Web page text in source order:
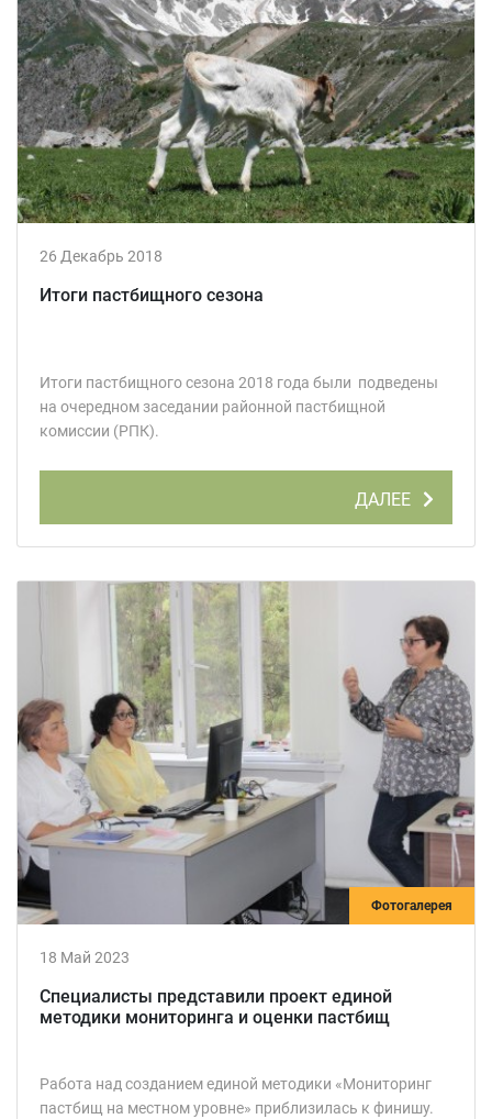
26 Декабрь 2018
Итоги пастбищного сезона
Итоги пастбищного сезона 2018 года были подведены
на очередном заседании районной пастбищной
комиссии (РПК).
ДАЛЕЕ
Фотогалерея
18 Май 2023
Специалисты представили проект единой
методики мониторинга и оценки пастбищ
Работа над созданием единой методики «Мониторинг
пастбищ на местном уровне» приблизилась к финишу.